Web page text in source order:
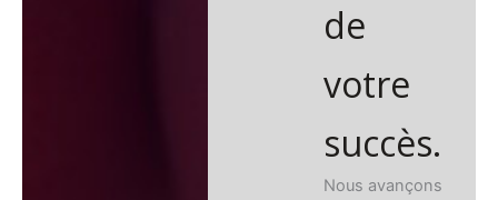
de
votre
succès.
Nous avançons